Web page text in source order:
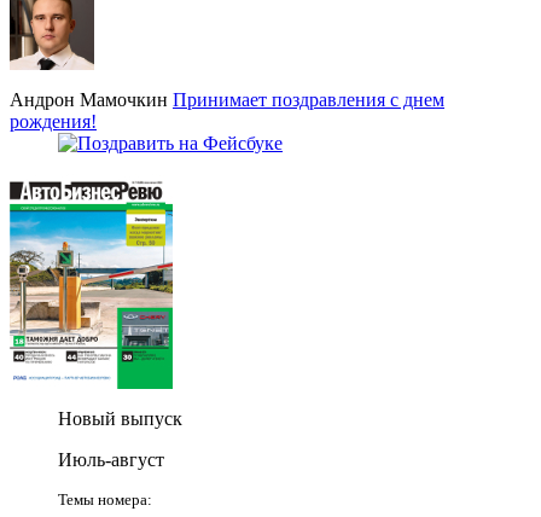
Андрон Мамочкин Принимает поздравления с днем
рождения!
Новый выпуск
Июль-август
Темы номера: